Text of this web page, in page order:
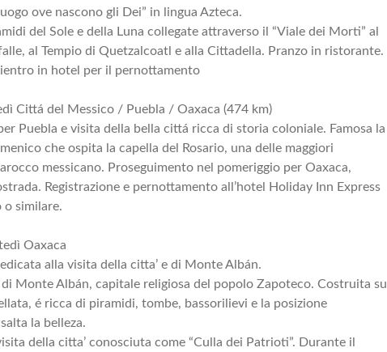
ove nascono gli Dei” in lingua Azteca.
del Sole e della Luna collegate attraverso il “Viale dei Morti” al
al Tempio di Quetzalcoatl e alla Cittadella. Pranzo in ristorante.
in hotel per il pernottamento
Cittá del Messico / Puebla / Oaxaca (474 km)
Puebla e visita della bella cittá ricca di storia coloniale. Famosa la
che ospita la capella del Rosario, una delle maggiori
messicano. Proseguimento nel pomeriggio per Oaxaca,
Registrazione e pernottamento all’hotel Holiday Inn Express
similare.
Oaxaca
alla visita della citta’ e di Monte Albán.
Monte Albán, capitale religiosa del popolo Zapoteco. Costruita su
é ricca di piramidi, tombe, bassorilievi e la posizione
la belleza.
della citta’ conosciuta come “Culla dei Patrioti”. Durante il